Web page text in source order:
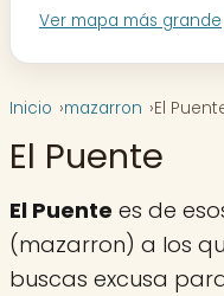
Ver mapa más grande
Inicio mazarron El
El Puente
El Puente es de
(mazarron) a los
buscas excusa